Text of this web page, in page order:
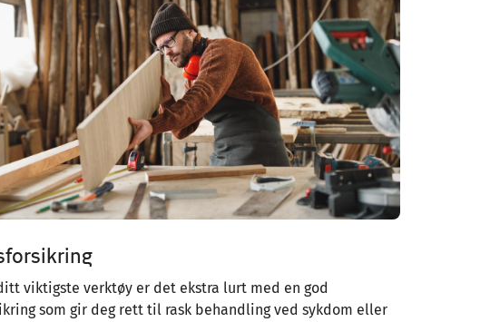
viktigste verktøy er det ekstra lurt med en god
som gir deg rett til rask behandling ved sykdom eller